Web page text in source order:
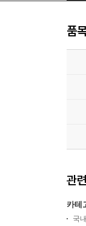
품
관
카테
국